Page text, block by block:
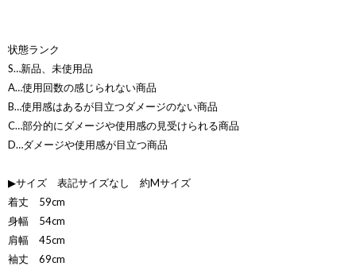
状態ランク
S…新品、未使用品
A…使用回数の感じられない商品
B…使用感はあるが目立つダメージのない商品
C…部分的にダメージや使用感の見受けられる商品
D…ダメージや使用感が目立つ商品
▶サイズ 表記サイズなし 約Mサイズ
着丈 59cm
身幅 54cm
肩幅 45cm
袖丈 69cm